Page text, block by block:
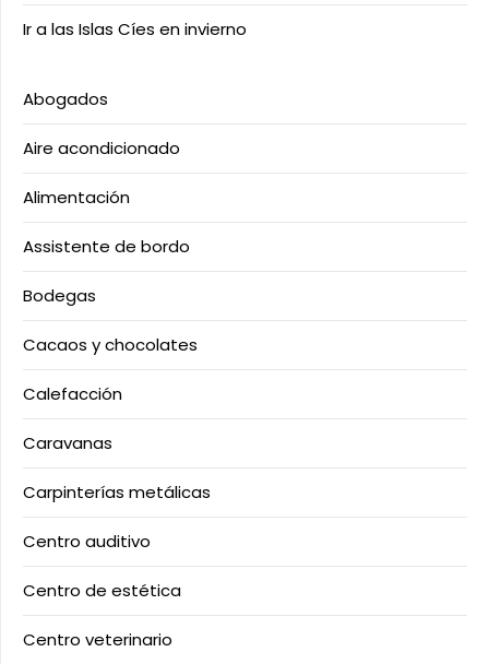
Ir a las Islas Cíes en invierno
Abogados
Aire acondicionado
Alimentación
Assistente de bordo
Bodegas
Cacaos y chocolates
Calefacción
Caravanas
Carpinterías metálicas
Centro auditivo
Centro de estética
Centro veterinario